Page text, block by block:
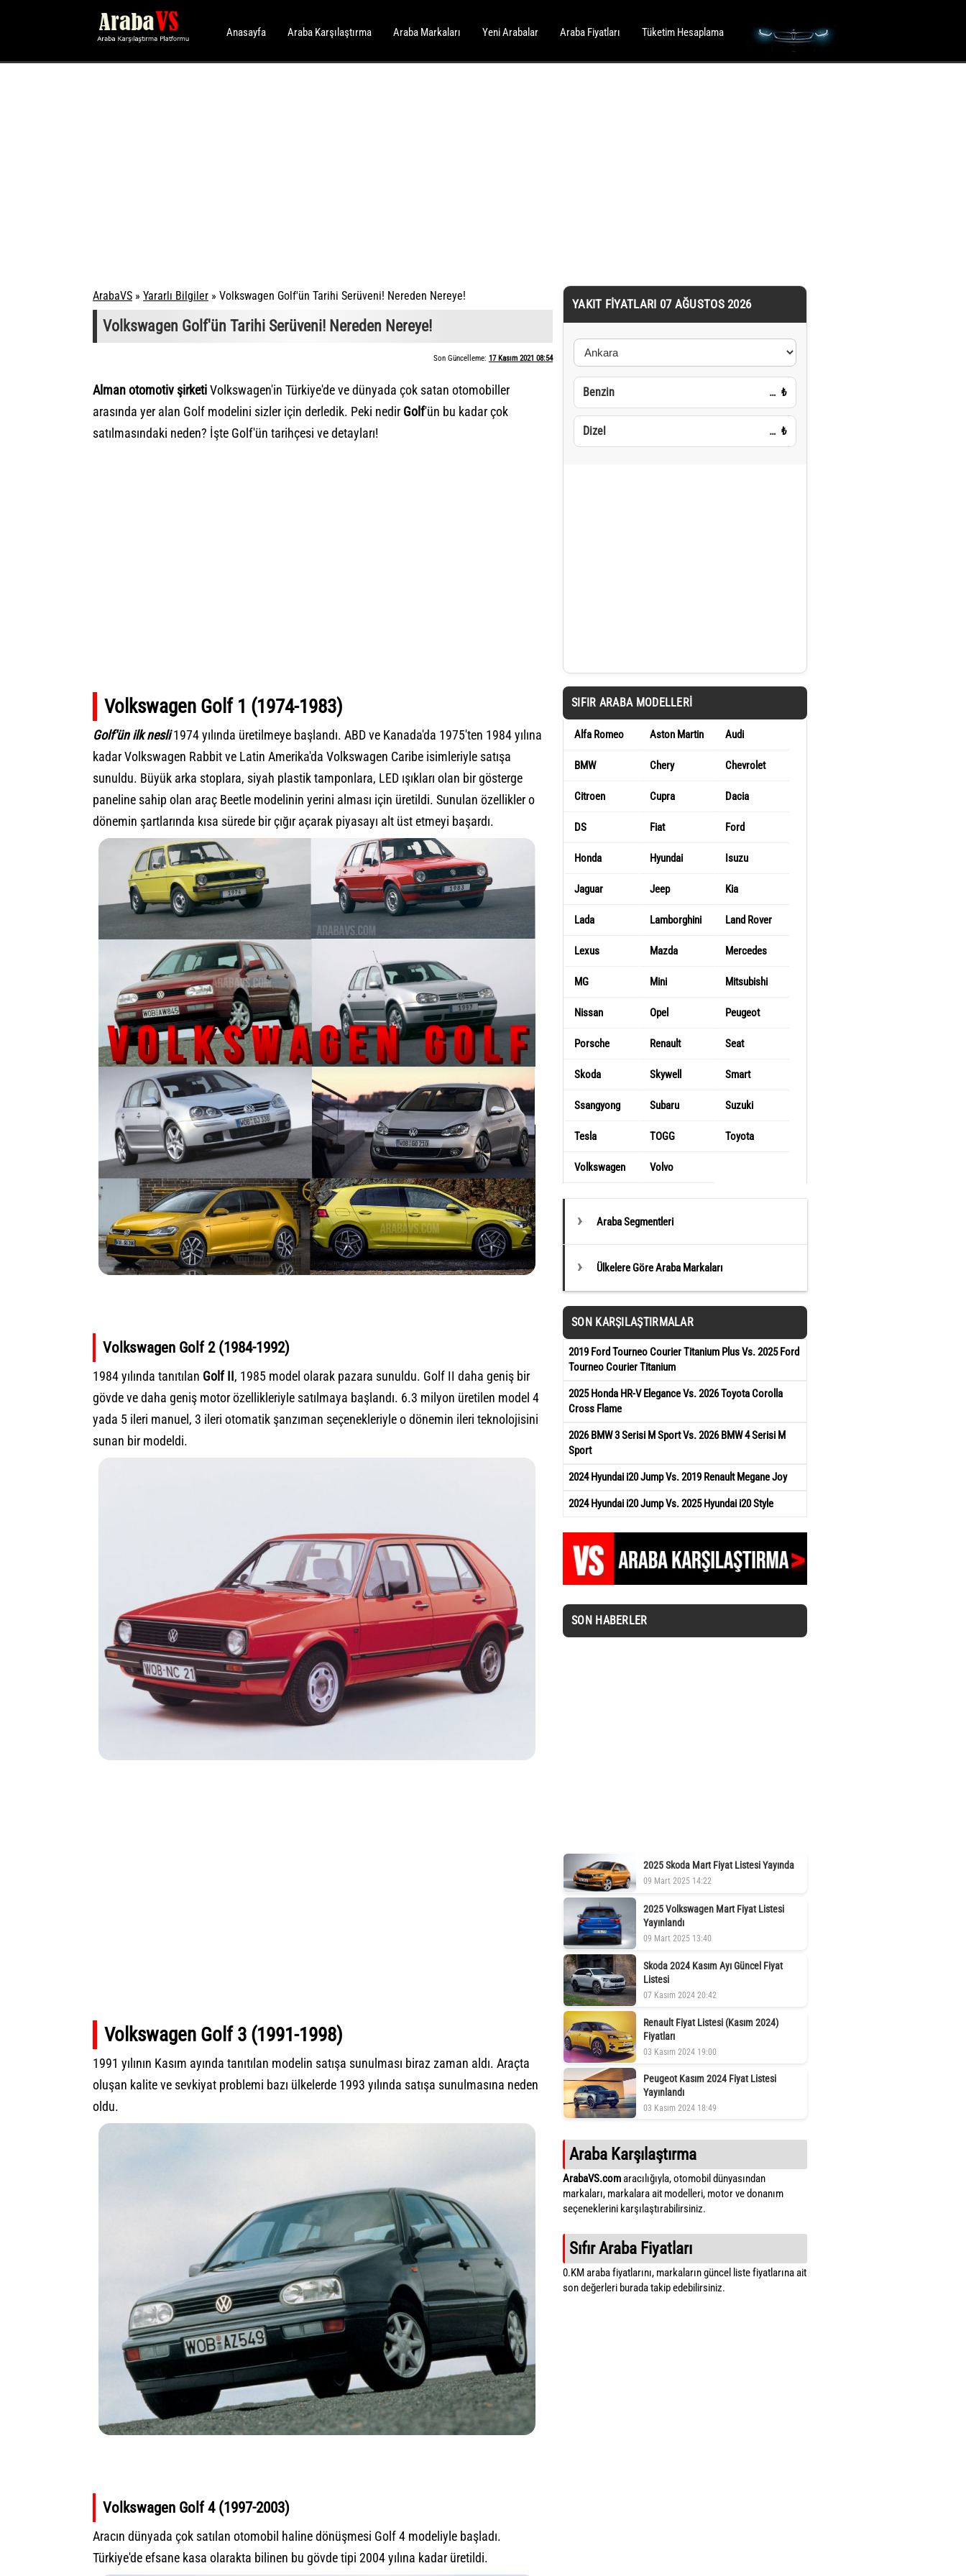
Anasayfa Araba Karşılaştırma Araba Markaları Yeni Arabalar Araba Fiyatları Tüketim Hesaplama
ArabaVS » Yararlı Bilgiler » Volkswagen Golf'ün Tarihi Serüveni! Nereden Nereye!
Volkswagen Golf'ün Tarihi Serüveni! Nereden Nereye!
Son Güncelleme: 17 Kasım 2021 08:54
Alman otomotiv şirketiVolkswagen'in Türkiye'de ve dünyada çok satan otomobiller
arasında yer alan Golf modelini sizler için derledik. Peki nedir Golf'ün bu kadar çok
satılmasındaki neden? İşte Golf'ün tarihçesi ve detayları!
Volkswagen Golf 1 (1974-1983)
Golf'ün ilk nesli1974 yılında üretilmeye başlandı. ABD ve Kanada'da 1975'ten 1984 yılına
kadar Volkswagen Rabbit ve Latin Amerika'da Volkswagen Caribe isimleriyle satışa
sunuldu. Büyük arka stoplara, siyah plastik tamponlara, LED ışıkları olan bir gösterge
paneline sahip olan araç Beetle modelinin yerini alması için üretildi. Sunulan özellikler o
dönemin şartlarında kısa sürede bir çığır açarak piyasayı alt üst etmeyi başardı.
Volkswagen Golf 2 (1984-1992)
1984 yılında tanıtılan Golf II, 1985 model olarak pazara sunuldu. Golf II daha geniş bir
gövde ve daha geniş motor özellikleriyle satılmaya başlandı. 6.3 milyon üretilen model 4
yada 5 ileri manuel, 3 ileri otomatik şanzıman seçenekleriyle o dönemin ileri teknolojisini
sunan bir modeldi.
Volkswagen Golf 3 (1991-1998)
1991 yılının Kasım ayında tanıtılan modelin satışa sunulması biraz zaman aldı. Araçta
oluşan kalite ve sevkiyat problemi bazı ülkelerde 1993 yılında satışa sunulmasına neden
oldu.
Volkswagen Golf 4 (1997-2003)
Aracın dünyada çok satılan otomobil haline dönüşmesi Golf 4 modeliyle başladı.
Türkiye'de efsane kasa olarakta bilinen bu gövde tipi 2004 yılına kadar üretildi.
YAKIT FIYATLARI 07 AĞUSTOS 2026
Benzin … ₺
Dizel … ₺
SIFIR ARABA MODELLERI
Alfa Romeo Aston Martin Audi
BMW Chery Chevrolet
Citroen Cupra Dacia
DS Fiat Ford
Honda Hyundai Isuzu
Jaguar Jeep Kia
Lada Lamborghini Land Rover
Lexus Mazda Mercedes
MG Mini Mitsubishi
Nissan Opel Peugeot
Porsche Renault Seat
Skoda Skywell Smart
Ssangyong Subaru Suzuki
Tesla TOGG Toyota
Volkswagen Volvo
Araba Segmentleri
Ülkelere Göre Araba Markaları
SON KARŞILAŞTIRMALAR
2019 Ford Tourneo Courier Titanium Plus Vs. 2025 Ford
Tourneo Courier Titanium
2025 Honda HR-V Elegance Vs. 2026 Toyota Corolla
Cross Flame
2026 BMW 3 Serisi M Sport Vs. 2026 BMW 4 Serisi M
Sport
2024 Hyundai i20 Jump Vs. 2019 Renault Megane Joy
2024 Hyundai i20 Jump Vs. 2025 Hyundai i20 Style
SON HABERLER
2025 Skoda Mart Fiyat Listesi Yayında
09 Mart 2025 14:22
2025 Volkswagen Mart Fiyat Listesi
Yayınlandı
09 Mart 2025 13:40
Skoda 2024 Kasım Ayı Güncel Fiyat
Listesi
07 Kasım 2024 20:42
Renault Fiyat Listesi (Kasım 2024)
Fiyatları
03 Kasım 2024 19:00
Peugeot Kasım 2024 Fiyat Listesi
Yayınlandı
03 Kasım 2024 18:49
Araba Karşılaştırma
ArabaVS.comaracılığıyla, otomobil dünyasından
markaları, markalara ait modelleri, motor ve donanım
seçeneklerini karşılaştırabilirsiniz.
Sıfır Araba Fiyatları
0.KM araba fiyatlarını, markaların güncel liste fiyatlarına ait
son değerleri burada takip edebilirsiniz.